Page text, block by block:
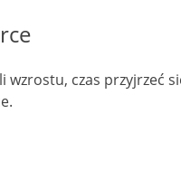
wzrostu, czas przyjrzeć